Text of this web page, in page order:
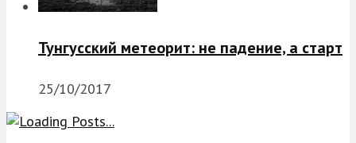
Тунгусский метеорит: не падение, а старт
25/10/2017